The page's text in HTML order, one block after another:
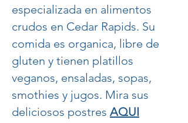
especializada en alimentos
crudos en Cedar Rapids. Su
comida es organica, libre de
gluten y tienen platillos
veganos, ensaladas, sopas,
smothies y jugos. Mira sus
deliciosos postres AQUI